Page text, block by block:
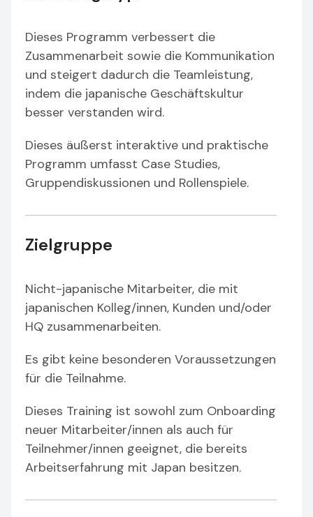
Dieses Programm verbessert die
Zusammenarbeit sowie die Kommunikation
und steigert dadurch die Teamleistung,
indem die japanische Geschäftskultur
besser verstanden wird.
Dieses äußerst interaktive und praktische
Programm umfasst Case Studies,
Gruppendiskussionen und Rollenspiele.
Zielgruppe
Nicht-japanische Mitarbeiter, die mit
japanischen Kolleg/innen, Kunden und/oder
HQ zusammenarbeiten.
Es gibt keine besonderen Voraussetzungen
für die Teilnahme.
Dieses Training ist sowohl zum Onboarding
neuer Mitarbeiter/innen als auch für
Teilnehmer/innen geeignet, die bereits
Arbeitserfahrung mit Japan besitzen.